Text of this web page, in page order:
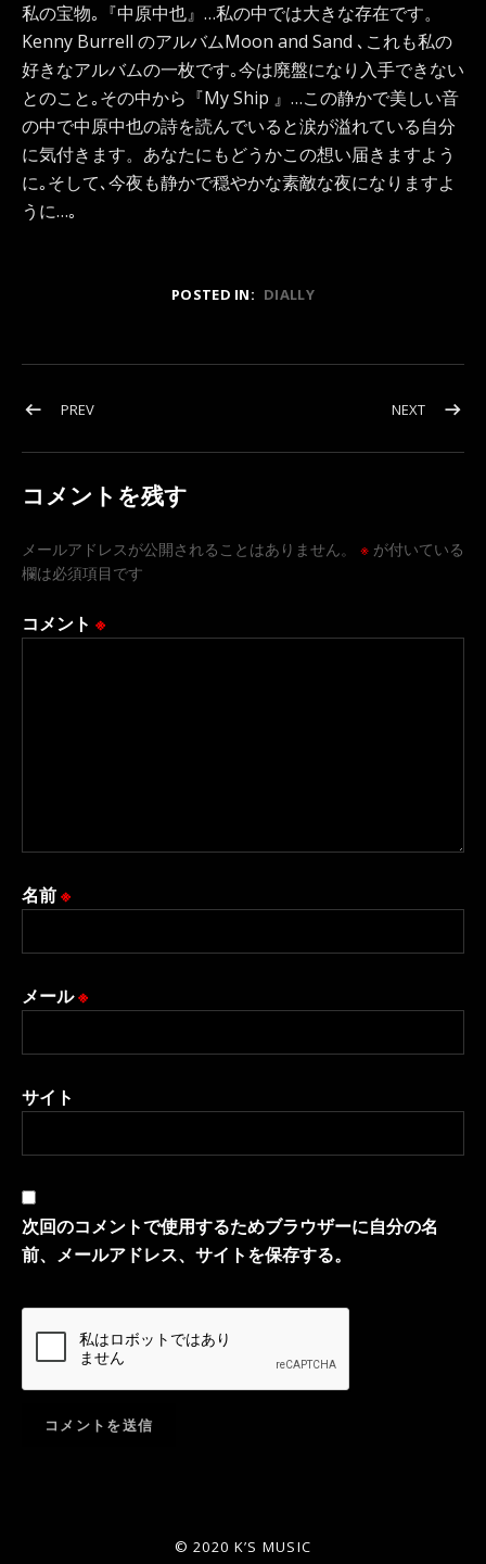
私の宝物｡『中原中也』…私の中では大きな存在です。
Kenny Burrell のアルバムMoon and Sand ､これも私の
好きなアルバムの一枚です｡今は廃盤になり入手できない
とのこと｡その中から『My Ship 』…この静かで美しい音
の中で中原中也の詩を読んでいると涙が溢れている自分
に気付きます。あなたにもどうかこの想い届きますよう
に｡そして､今夜も静かで穏やかな素敵な夜になりますよ
うに…｡
POSTED IN: DIALLY
投稿ナビゲーション
PREVPOST: 藤井風『IT AIN’T OVER 』…優しく穏やかに死生観を感
NEXTPOST:
コメントを残す
メールアドレスが公開されることはありません。 ※ が付いている
欄は必須項目です
コメント ※
名前※
メール※
サイト
次回のコメントで使用するためブラウザーに自分の名
前、メールアドレス、サイトを保存する。
© 2020 K’S MUSIC